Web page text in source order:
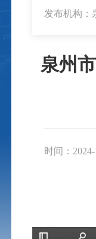
发布机构：
泉州
时间：